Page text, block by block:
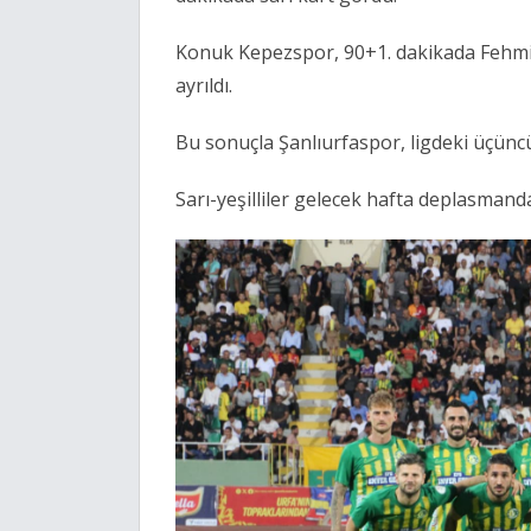
Konuk Kepezspor, 90+1. dakikada
ayrıldı.
Bu sonuçla Şanlıurfaspor, ligdeki
Sarı-yeşilliler gelecek hafta